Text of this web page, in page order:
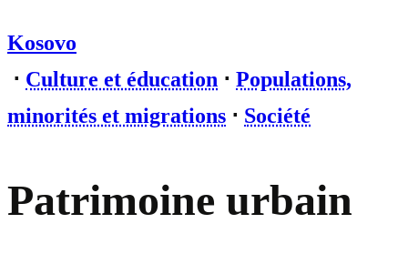
Kosovo
⋅ Culture et éducation ⋅ Populations,
minorités et migrations ⋅ Société
Patrimoine urbain